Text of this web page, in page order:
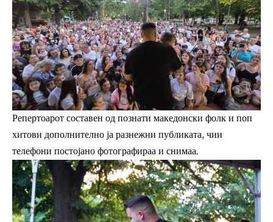
Репертоарот составен од познати македонски фолк и поп
хитови дополнително ја разнежни публиката, чии
телефони постојано фотографираа и снимаа.